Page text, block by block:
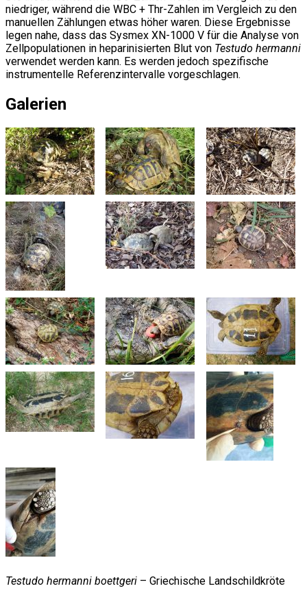
niedriger, während die WBC + Thr-Zahlen im Vergleich zu den
manuellen Zählungen etwas höher waren. Diese Ergebnisse
legen nahe, dass das Sysmex XN-1000 V für die Analyse von
Zellpopulationen in heparinisierten Blut von Testudo hermanni
verwendet werden kann. Es werden jedoch spezifische
instrumentelle Referenzintervalle vorgeschlagen.
Galerien
Testudo hermanni boettgeri – Griechische Landschildkröte